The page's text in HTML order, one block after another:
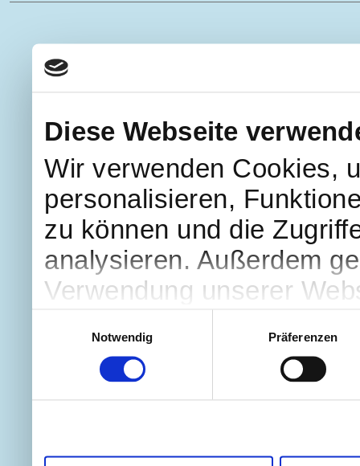
Diese Webseite
Wir verwenden Cookies,
personalisieren,
zu können und die
analysieren. Außerdem
Verwendung unserer
Partner führen diese
weiteren Daten
Notwendig
Präferenzen